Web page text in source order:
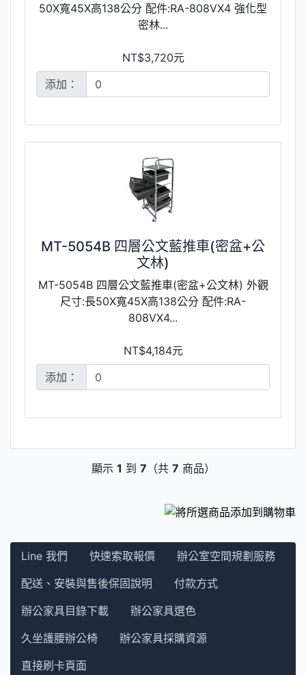
50X寬45X高138公分 配件:RA-808VX4 強化型
密林...
NT$3,720元
添加：
MT-5054B 四層公文藍推車(密盆+公
文林)
MT-5054B 四層公文藍推車(密盆+公文林) 外觀
尺寸:長50X寬45X高138公分 配件:RA-
808VX4...
NT$4,184元
添加：
顯示 1 到 7 （共 7 商品）
Line 我們 快速索取報價
辦公室空間規劃服務
配送、安裝與售後保固說明
付款方式
辦公家具目錄下載
辦公家具選色
久坐護腰辦公椅
辦公家具採購資源
直接刷卡頁面